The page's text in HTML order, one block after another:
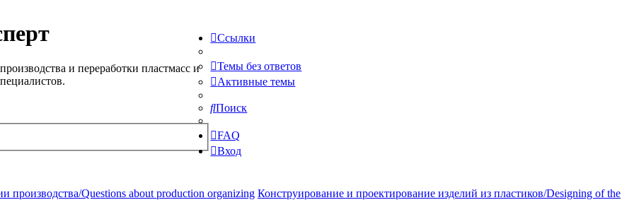
и переработки пластмасс и
Ссылки
Темы без ответов
Активные темы
Поиск
FAQ
Вход
производства/Questions about production organizing Конструирование и проектирование изделий из пластиков/Designing of the